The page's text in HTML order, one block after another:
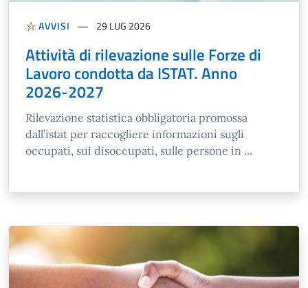
AVVISI 29 LUG 2026
Attività di rilevazione sulle Forze di
Lavoro condotta da ISTAT. Anno
2026-2027
Rilevazione statistica obbligatoria promossa
dall’istat per raccogliere informazioni sugli
occupati, sui disoccupati, sulle persone in ...